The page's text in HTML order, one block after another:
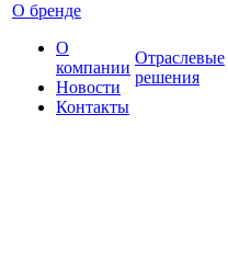
О бренде
О
компании
Новости
Контакты
Отраслевые
решения